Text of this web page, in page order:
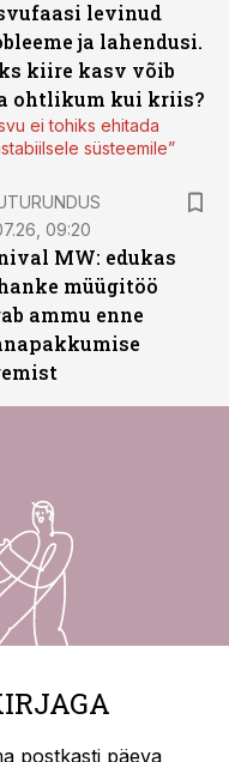
levinud
ja lahendusi.
kiire kasv võib
ohtlikum kui kriis?
ei tohiks ehitada
süsteemile”
09:20
MW: edukas
müügitöö
ammu enne
postkasti päeva